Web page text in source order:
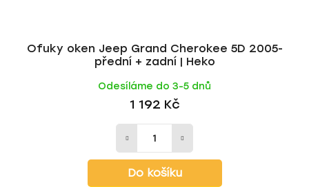
Ofuky oken Jeep Grand Cherokee 5D 2005-
přední + zadní | Heko
Odesíláme do 3-5 dnů
1 192 Kč
Do košíku